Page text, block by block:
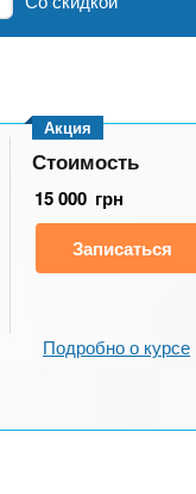
Акция
Стоимость
15 000 грн
Записаться
Подробно о курсе